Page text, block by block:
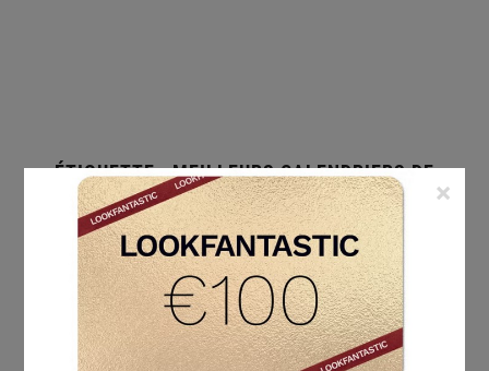
ÉTIQUETTE :MEILLEURS CALENDRIERS DE
L’AVENT BEAUTÉ
×